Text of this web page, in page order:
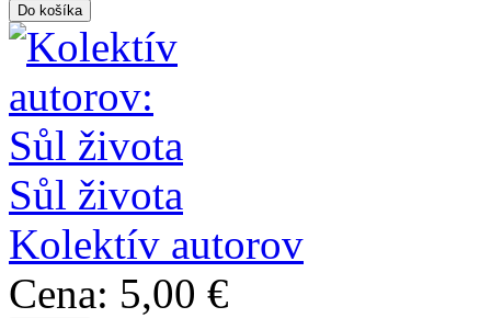
Sůl života
Kolektív autorov
Cena: 5,00 €